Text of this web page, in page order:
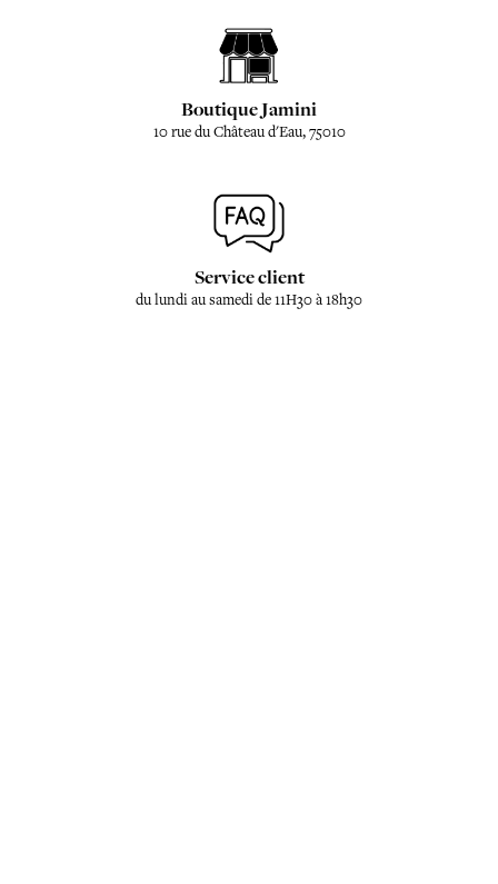
Boutique Jamini
10 rue du Château d'Eau, 75010
Service client
du lundi au samedi de 11H30 à 18h30